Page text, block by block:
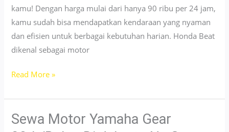
kamu! Dengan harga mulai dari hanya 90 ribu per 24 jam,
kamu sudah bisa mendapatkan kendaraan yang nyaman
dan efisien untuk berbagai kebutuhan harian. Honda Beat
dikenal sebagai motor
Sewa
Beat
Start
90
Read More »
Sewa Motor Yamaha Gear